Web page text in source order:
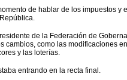
de hablar de los impuestos y
de la Federación de
cambios, como las modificaciones
y las loterías.
entrando en la recta final.